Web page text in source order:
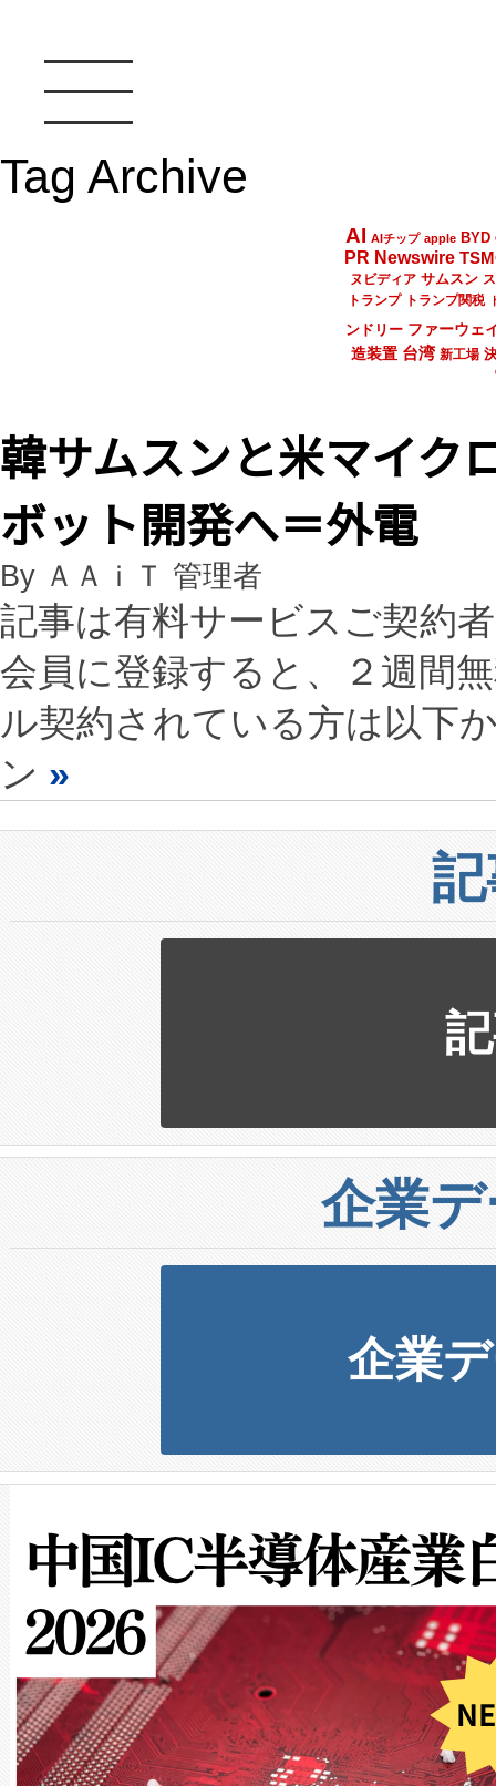
Tag Archive
AI AIチップ apple BYD
PR Newswire
ヌビディア サムスン
トランプ
トランプ関税
ンドリー ファーウェ
造装置 台湾 新工場
韓サムスンと米マイク
ボット開発へ＝外電
By ＡＡｉＴ 管理者
記事は有料サービスご契約
会員に登録すると、２週間
ル契約されている方は以下
ン »
企業
企業